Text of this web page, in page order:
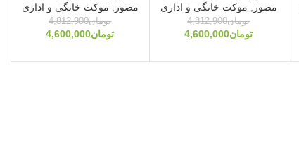
مصور
موکت خانگی و اداری
تومان4,812,900
تومان4,600,000
مصور
موکت خانگی و اداری
تومان4,812,900
تومان4,600,000